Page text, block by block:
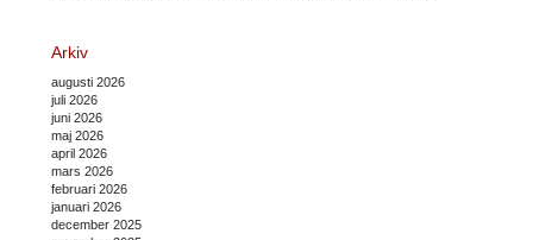
Arkiv
augusti 2026
juli 2026
juni 2026
maj 2026
april 2026
mars 2026
februari 2026
januari 2026
december 2025